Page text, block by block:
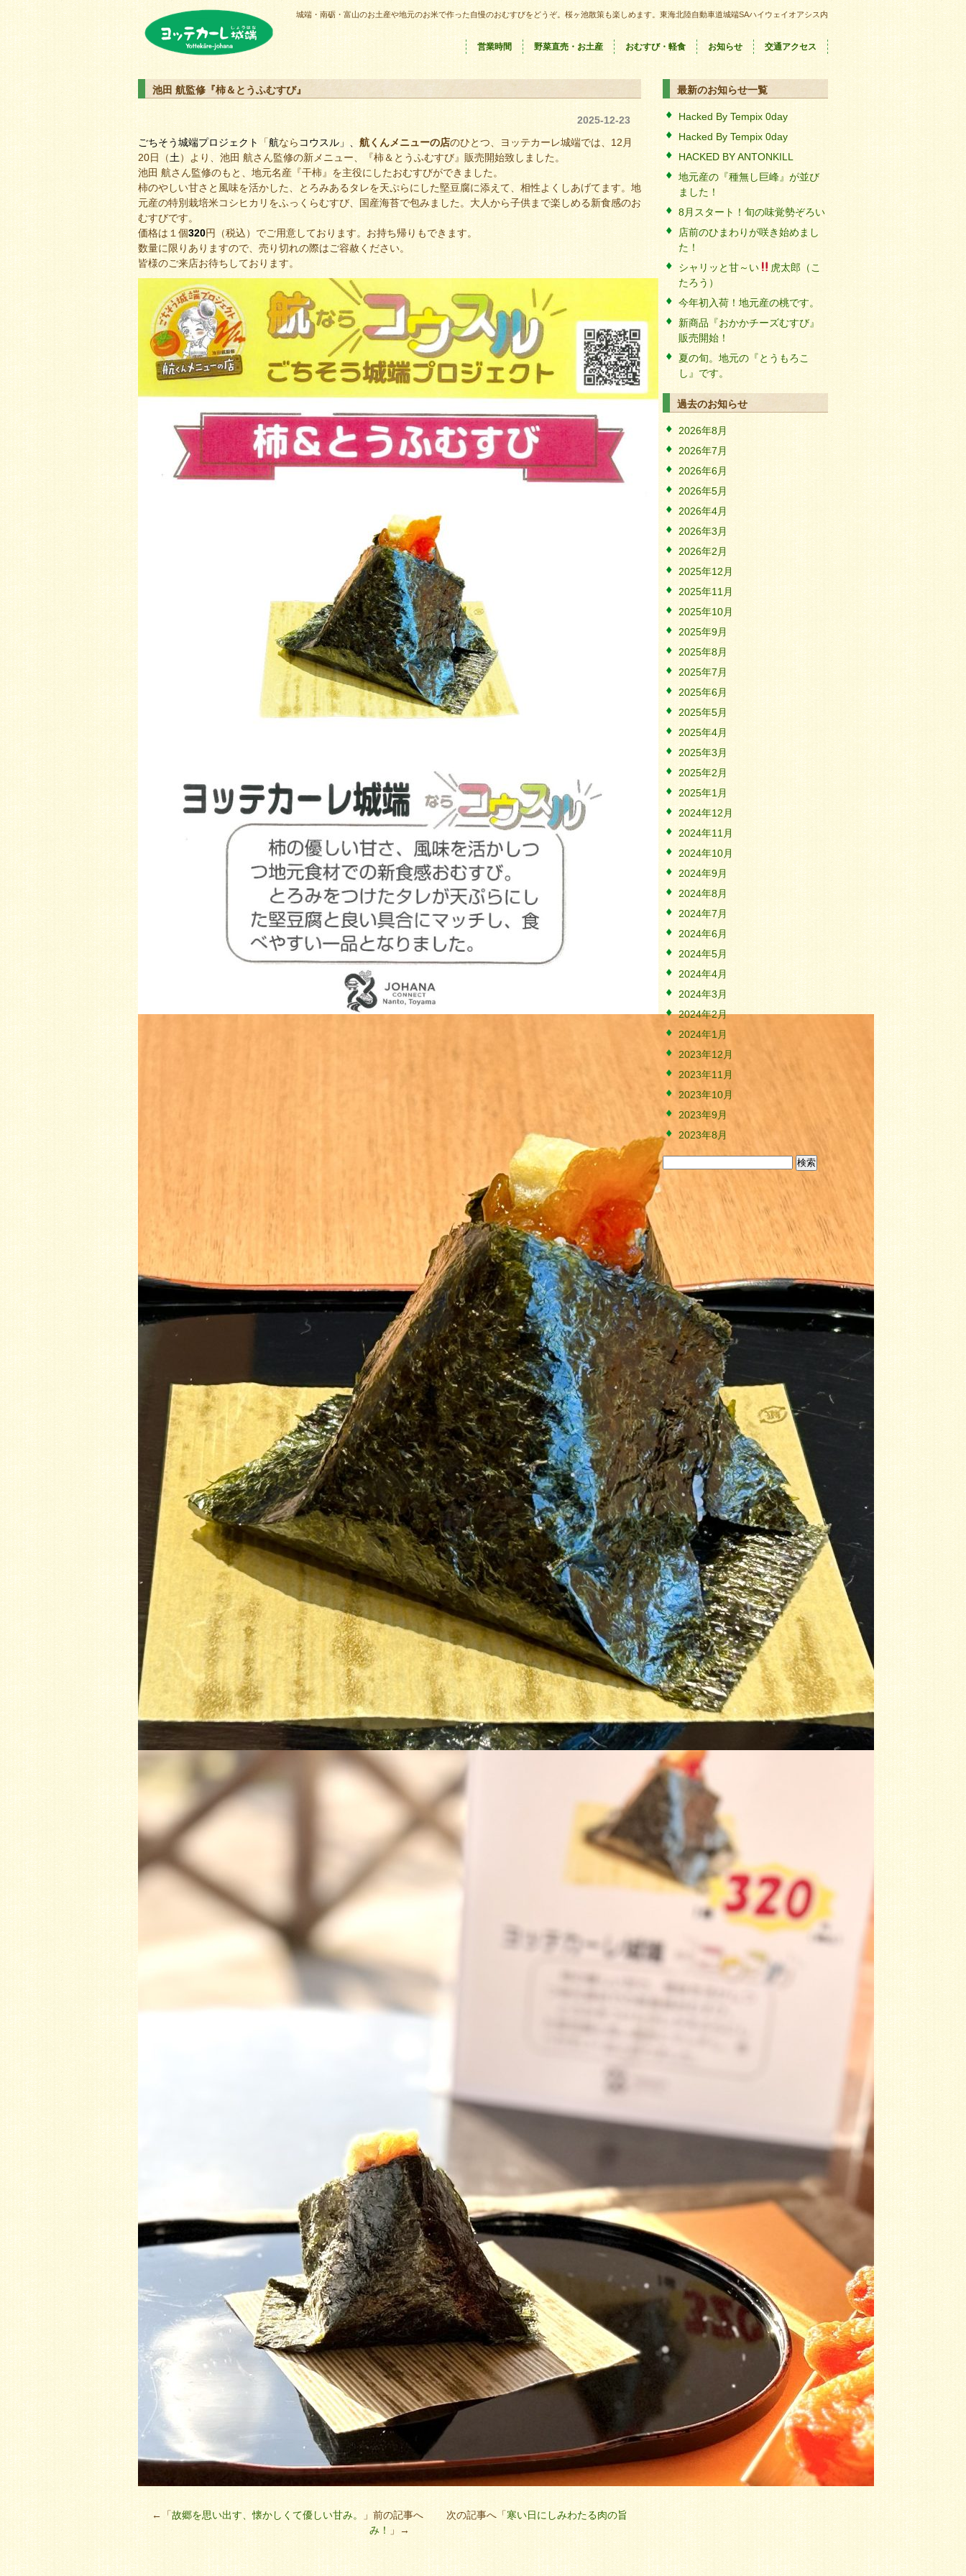
城端・南砺・富山のお土産や地元のお米で作った自慢のおむすびをどうぞ。桜ヶ池散策も楽しめます。東海北陸自動車道城端SAハイウェイオアシス内
営業時間 野菜直売・お土産 おむすび・軽食 お知らせ 交通アクセス
池田 航監修『柿＆とうふむすび』
2025-12-23
ごちそう城端プロジェクト
「航なら コウス ル 」、航くんメニューの店のひとつ、ヨッテカーレ城端では、12月
20日（土）より、池田 航さん監修の新メニュー、『柿＆とうふむすび』販売開始致しました。
池田 航さん監修のもと、地元名産『干柿』を主役にしたおむすびができました。
柿のやしい甘さと風味を活かした、とろみあるタレを天ぷらにした堅豆腐に添えて、相性よくしあげてます。地
元産の特別栽培米コシヒカリをふっくらむすび、国産海苔で包みました。大人から子供まで楽しめる新食感のお
むすびです。
価格は１個320円（税込）でご用意しております。お持ち帰りもできます。
数量に限りありますので、売り切れの際はご容赦ください。
皆様のご来店お待ちしております。
←「故郷を思い出す、懐かしくて優しい甘み。」前の記事へ 次の記事へ「寒い日にしみわたる肉の旨
み！ 」→
最新のお知らせ一覧
Hacked By Tempix 0day
Hacked By Tempix 0day
HACKED BY ANTONKILL
地元産の『種無し巨峰』が並び
ました！
8月スタート！旬の味覚勢ぞろい
店前のひまわりが咲き始めまし
た！
シャリッと甘～い
虎太郎（こ
たろう）
今年初入荷！地元産の桃です。
新商品『おかかチーズむすび』
販売開始！
夏の旬。地元の『とうもろこ
し』です。
過去のお知らせ
2026年8月
2026年7月
2026年6月
2026年5月
2026年4月
2026年3月
2026年2月
2025年12月
2025年11月
2025年10月
2025年9月
2025年8月
2025年7月
2025年6月
2025年5月
2025年4月
2025年3月
2025年2月
2025年1月
2024年12月
2024年11月
2024年10月
2024年9月
2024年8月
2024年7月
2024年6月
2024年5月
2024年4月
2024年3月
2024年2月
2024年1月
2023年12月
2023年11月
2023年10月
2023年9月
2023年8月
検